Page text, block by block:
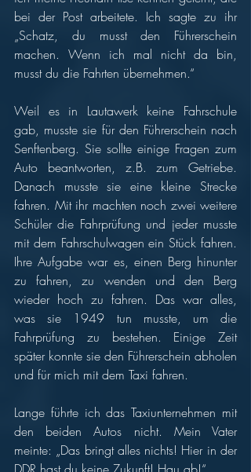
bei der Post arbeitete. Ich sagte zu ihr
„Schatz, du musst den Führerschein
machen. Wenn ich mal nicht da bin,
musst du die Fahrten übernehmen.“
Weil es in Lautawerk keine Fahrschule
gab, musste sie für den Führerschein nach
Senftenberg. Sie sollte einige Fragen zum
Auto beantworten, z.B. zum Getriebe.
Danach musste sie eine kleine Strecke
fahren. Mit ihr machten noch zwei weitere
Schüler die Fahrprüfung und jeder musste
mit dem Fahrschulwagen ein Stück fahren.
Ihre Aufgabe war es, einen Berg hinunter
zu fahren, zu wenden und den Berg
wieder hoch zu fahren. Das war alles,
was sie 1949 tun musste, um die
Fahrprüfung zu bestehen. Einige Zeit
später konnte sie den Führerschein abholen
und für mich mit dem Taxi fahren.
Lange führte ich das Taxiunternehmen mit
den beiden Autos nicht. Mein Vater
meinte: „Das bringt alles nichts! Hier in der